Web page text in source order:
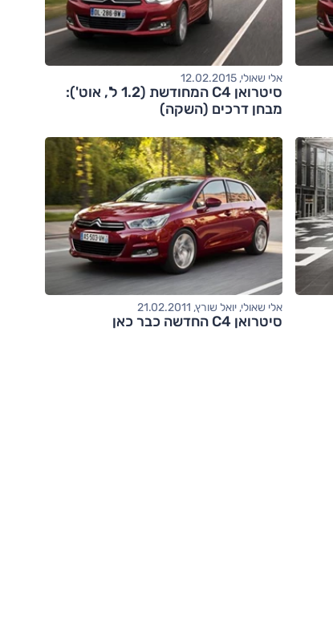
אלי שאולי, 12.02.2015
סיטרואן C4 המחודשת (1.2 ל', אוט'):
מבחן דרכים (השקה)
אלי שאולי, יואל שורץ, 21.02.2011
סיטרואן C4 החדשה כבר כאן